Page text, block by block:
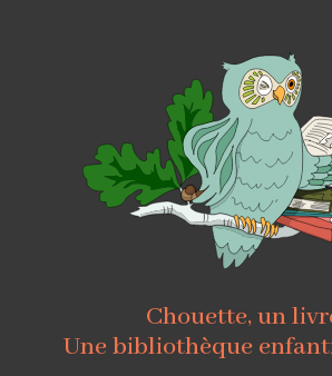
Chouette, un
Une bibliothèque